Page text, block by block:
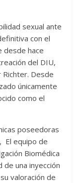
sexual ante
con el
desde hace
del DIU,
Desde
únicamente
como el
poseedoras
El equipo de
Biomédica
de una inyección
valoración de